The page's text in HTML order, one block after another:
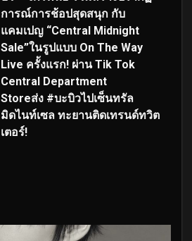
การณ์การช้อปสุดสนุก กับ
แคมเปญ “Central Midnight
Sale”ในรูปแบบ On The Way
Live ครั้งแรก! ผ่าน Tik Tok
Central Department
Storeส่ง #บะบิวไปเซ็นทรัล
มิดไนท์เซล ทะยานติดเทรนด์ทวิต
เตอร์!